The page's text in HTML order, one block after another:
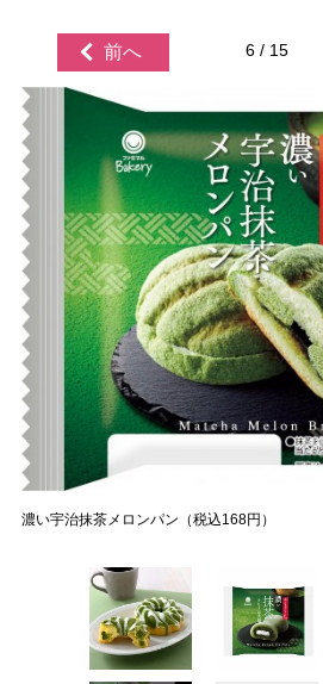
前へ 6 / 15
濃い宇治抹茶メロンパン（税込168円）